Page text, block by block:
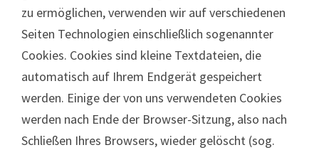
zu ermöglichen, verwenden wir auf verschiedenen
Seiten Technologien einschließlich sogenannter
Cookies. Cookies sind kleine Textdateien, die
automatisch auf Ihrem Endgerät gespeichert
werden. Einige der von uns verwendeten Cookies
werden nach Ende der Browser-Sitzung, also nach
Schließen Ihres Browsers, wieder gelöscht (sog.